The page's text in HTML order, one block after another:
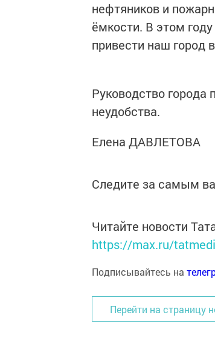
нефтяников и
ёмкости. В этом
привести наш город
Руководство города
неудобства.
Елена ДАВЛЕТОВА
Следите за самым
Читайте новости
https://max.ru/
Подписывайтесь на
Перейти на страницу